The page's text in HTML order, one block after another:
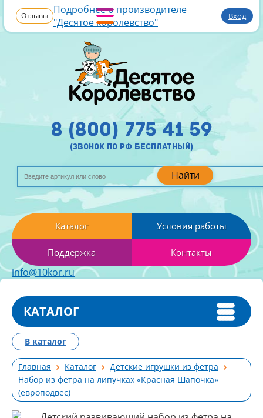
Отзывы Подробнее о производителе
"Десятое королевство"
Вход
Найти
8 (800) 775 41 59
(звонок по рф бесплатный)
Каталог Условия работы
Поддержка Контакты
info@10kor.ru
КАТАЛОГ
Главная Каталог
Детские игрушки из фетра
Набор из фетра на липучках «Красная Шапочка»
(европодвес)
В каталог